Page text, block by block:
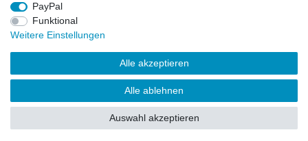
Widerrufs­recht
© Copyright 2026 | Alle Rechte vorbehalten.
PayPal
Funktional
Weitere Einstellungen
Alle akzeptieren
Alle ablehnen
Auswahl akzeptieren